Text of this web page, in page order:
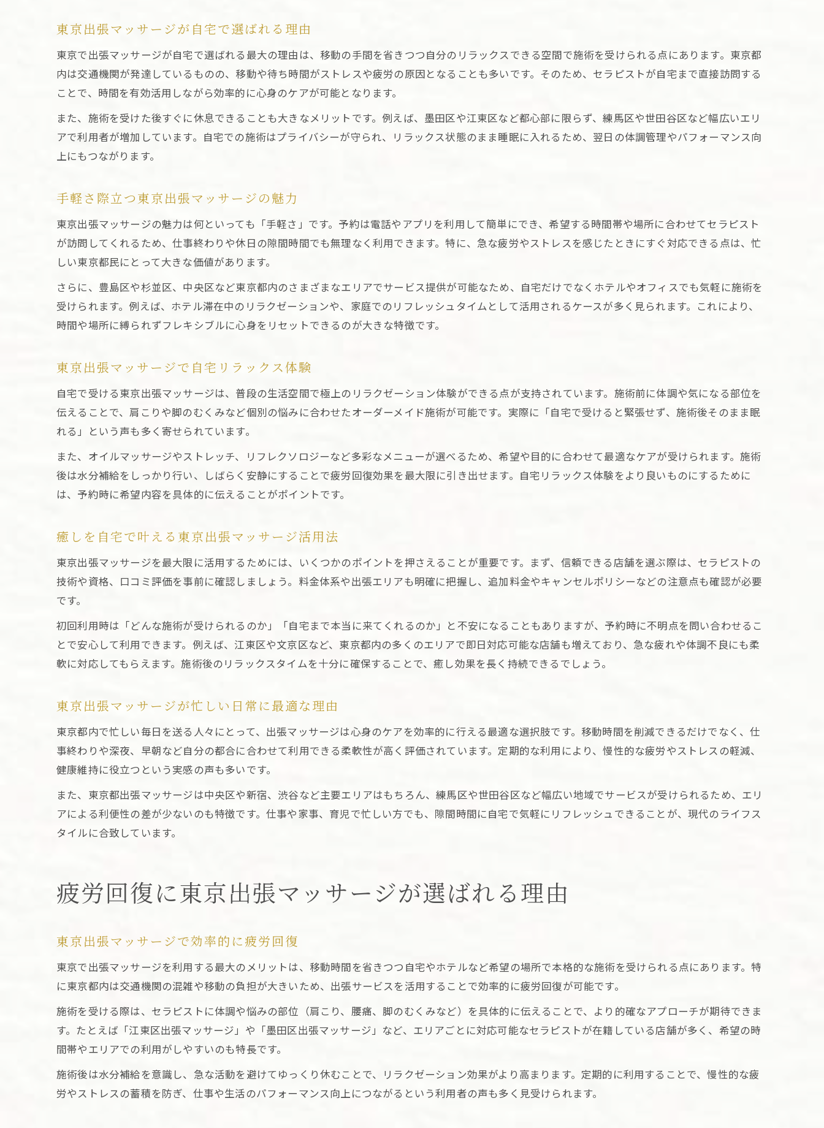
東京出張マッサージの疲労回復効果を徹底解説
東京出張マッサージが支持される理由を検証
仕事終わりに東京出張マッサージでリフレッシュ
マッサージとエステの違いから賢く選ぶ方法
東京出張マッサージとエステの違いを解説
健康維持に東京出張マッサージが適する理由
東京都内でリラクゼーションを実現するコツ
東京出張マッサージで自宅リラクゼーション
リラクゼーションなら東京出張マッサージがおすすめ
ストレス解消に役立つ東京出張マッサージの選び方
東京出張マッサージで心身のリセットを図る方法
隙間時間に活用できる東京出張マッサージ術
東京出張マッサージで時短リフレッシュを実現
東京出張マッサージのオンライン予約活用術
予約時に知っておきたい料金体系のポイント
東京出張マッサージの料金相場と注意点
東京出張マッサージ予約時の料金比較ポイント
東京出張マッサージが自宅で選ばれる理由
東京で出張マッサージが自宅で選ばれる最大の理由は、移動の手間を省きつつ自分のリラックスできる空間で施術を受けられる点にあります。東京都
内は交通機関が発達しているものの、移動や待ち時間がストレスや疲労の原因となることも多いです。そのため、セラピストが自宅まで直接訪問する
ことで、時間を有効活用しながら効率的に心身のケアが可能となります。
また、施術を受けた後すぐに休息できることも大きなメリットです。例えば、墨田区や江東区など都心部に限らず、練馬区や世田谷区など幅広いエリ
アで利用者が増加しています。自宅での施術はプライバシーが守られ、リラックス状態のまま睡眠に入れるため、翌日の体調管理やパフォーマンス向
上にもつながります。
手軽さ際立つ東京出張マッサージの魅力
東京出張マッサージの魅力は何といっても「手軽さ」です。予約は電話やアプリを利用して簡単にでき、希望する時間帯や場所に合わせてセラピスト
が訪問してくれるため、仕事終わりや休日の隙間時間でも無理なく利用できます。特に、急な疲労やストレスを感じたときにすぐ対応できる点は、忙
しい東京都民にとって大きな価値があります。
さらに、豊島区や杉並区、中央区など東京都内のさまざまなエリアでサービス提供が可能なため、自宅だけでなくホテルやオフィスでも気軽に施術を
受けられます。例えば、ホテル滞在中のリラクゼーションや、家庭でのリフレッシュタイムとして活用されるケースが多く見られます。これにより、
時間や場所に縛られずフレキシブルに心身をリセットできるのが大きな特徴です。
東京出張マッサージで自宅リラックス体験
自宅で受ける東京出張マッサージは、普段の生活空間で極上のリラクゼーション体験ができる点が支持されています。施術前に体調や気になる部位を
伝えることで、肩こりや脚のむくみなど個別の悩みに合わせたオーダーメイド施術が可能です。実際に「自宅で受けると緊張せず、施術後そのまま眠
れる」という声も多く寄せられています。
また、オイルマッサージやストレッチ、リフレクソロジーなど多彩なメニューが選べるため、希望や目的に合わせて最適なケアが受けられます。施術
後は水分補給をしっかり行い、しばらく安静にすることで疲労回復効果を最大限に引き出せます。自宅リラックス体験をより良いものにするために
は、予約時に希望内容を具体的に伝えることがポイントです。
癒しを自宅で叶える東京出張マッサージ活用法
東京出張マッサージを最大限に活用するためには、いくつかのポイントを押さえることが重要です。まず、信頼できる店舗を選ぶ際は、セラピストの
技術や資格、口コミ評価を事前に確認しましょう。料金体系や出張エリアも明確に把握し、追加料金やキャンセルポリシーなどの注意点も確認が必要
です。
初回利用時は「どんな施術が受けられるのか」「自宅まで本当に来てくれるのか」と不安になることもありますが、予約時に不明点を問い合わせるこ
とで安心して利用できます。例えば、江東区や文京区など、東京都内の多くのエリアで即日対応可能な店舗も増えており、急な疲れや体調不良にも柔
軟に対応してもらえます。施術後のリラックスタイムを十分に確保することで、癒し効果を長く持続できるでしょう。
東京出張マッサージが忙しい日常に最適な理由
東京都内で忙しい毎日を送る人々にとって、出張マッサージは心身のケアを効率的に行える最適な選択肢です。移動時間を削減できるだけでなく、仕
事終わりや深夜、早朝など自分の都合に合わせて利用できる柔軟性が高く評価されています。定期的な利用により、慢性的な疲労やストレスの軽減、
健康維持に役立つという実感の声も多いです。
また、東京都出張マッサージは中央区や新宿、渋谷など主要エリアはもちろん、練馬区や世田谷区など幅広い地域でサービスが受けられるため、エリ
アによる利便性の差が少ないのも特徴です。仕事や家事、育児で忙しい方でも、隙間時間に自宅で気軽にリフレッシュできることが、現代のライフス
タイルに合致しています。
疲労回復に東京出張マッサージが選ばれる理由
東京出張マッサージで効率的に疲労回復
東京で出張マッサージを利用する最大のメリットは、移動時間を省きつつ自宅やホテルなど希望の場所で本格的な施術を受けられる点にあります。特
に東京都内は交通機関の混雑や移動の負担が大きいため、出張サービスを活用することで効率的に疲労回復が可能です。
施術を受ける際は、セラピストに体調や悩みの部位（肩こり、腰痛、脚のむくみなど）を具体的に伝えることで、より的確なアプローチが期待できま
す。たとえば「江東区出張マッサージ」や「墨田区出張マッサージ」など、エリアごとに対応可能なセラピストが在籍している店舗が多く、希望の時
間帯やエリアでの利用がしやすいのも特長です。
施術後は水分補給を意識し、急な活動を避けてゆっくり休むことで、リラクゼーション効果がより高まります。定期的に利用することで、慢性的な疲
労やストレスの蓄積を防ぎ、仕事や生活のパフォーマンス向上につながるという利用者の声も多く見受けられます。